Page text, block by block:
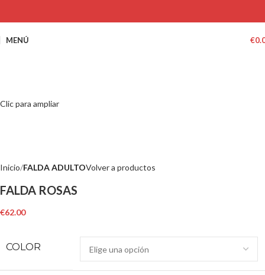
MENÚ €
Clic para ampliar
Inicio FALDA ADULTOVolver a productos
FALDA ROSAS
€62.00
COLOR